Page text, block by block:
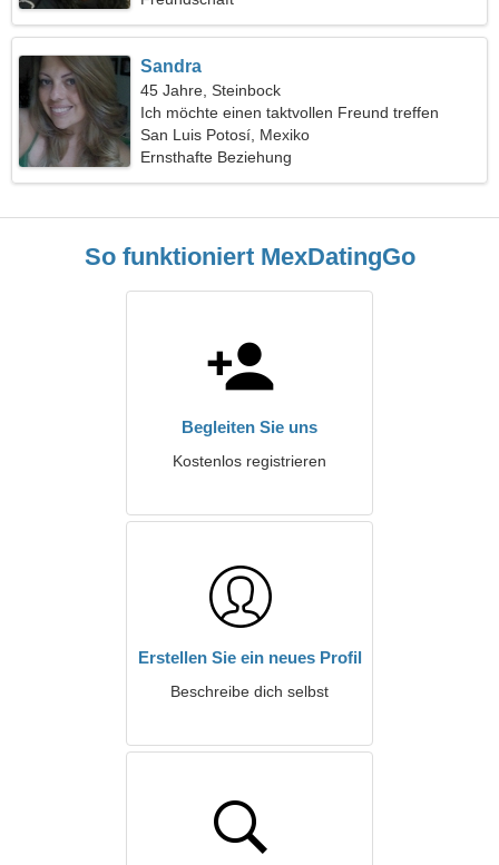
Sandra
45 Jahre, Steinbock
Ich möchte einen taktvollen Freund treffen
San Luis Potosí, Mexiko
Ernsthafte Beziehung
So funktioniert MexDatingGo
Begleiten Sie uns
Kostenlos registrieren
Erstellen Sie ein neues Profil
Beschreibe dich selbst